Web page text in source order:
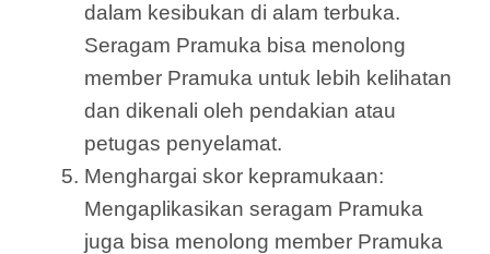
dalam kesibukan di alam terbuka.
Seragam Pramuka bisa menolong
member Pramuka untuk lebih kelihatan
dan dikenali oleh pendakian atau
petugas penyelamat.
Menghargai skor kepramukaan:
Mengaplikasikan seragam Pramuka
juga bisa menolong member Pramuka